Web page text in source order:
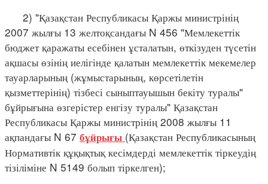
2) "Қазақстан Республикасы Қаржы министрінің
2007 жылғы 13 желтоқсандағы N 456 "Мемлекеттік
бюджет қаражаты есебінен ұсталатын, өткізуден түсетін
ақшасы өзінің иелігінде қалатын мемлекеттік мекемелер
тауарларының (жұмыстарының, көрсетілетін
қызметтерінің) тізбесі сыныптауышын бекіту туралы"
бұйрығына өзгерістер енгізу туралы" Қазақстан
Республикасы Қаржы министрінің 2008 жылғы 11
ақпандағы N 67 бұйрығы (Қазақстан Республикасының
Нормативтік құқықтық кесімдерді мемлекеттік тіркеудің
тізіліміне N 5149 болып тіркелген);